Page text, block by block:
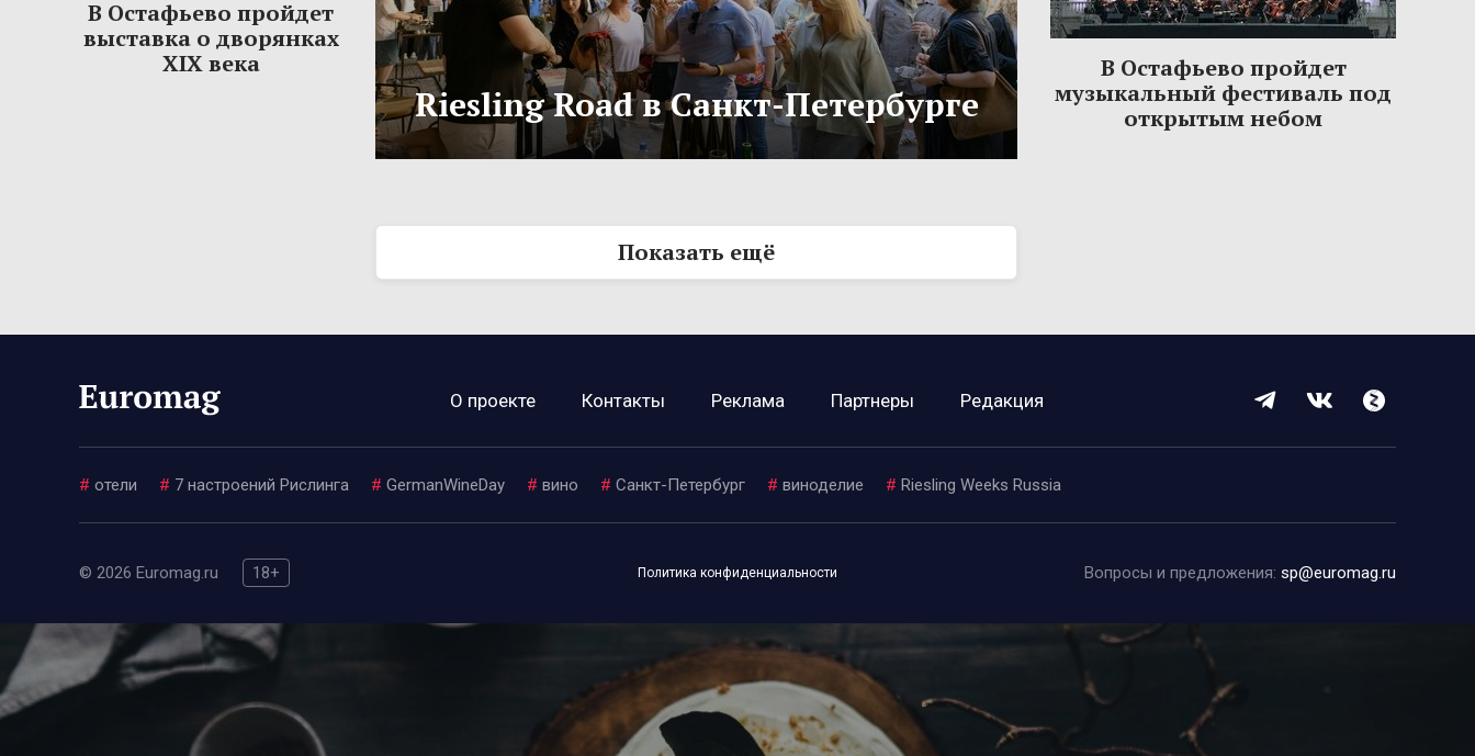
В Остафьево пройдет
выставка о дворянках
XIX века
Riesling Road в Санкт-Петербурге
В Остафьево пройдет
музыкальный фестиваль под
открытым небом
Показать ещё
О проекте Контакты Реклама Партнеры Редакция
# отели # 7 настроений Рислинга # GermanWineDay # вино # Санкт-Петербург # виноделие # Riesling Weeks Russia
© 2026 Euromag.ru 18+ Политика конфиденциальности Вопросы и предложения: sp@euromag.ru